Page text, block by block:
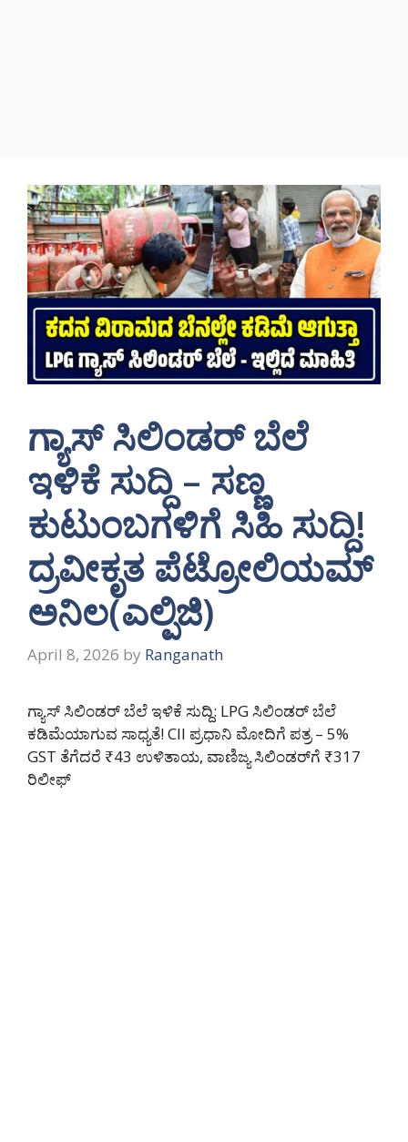
ಗ್ಯಾಸ್ ಸಿಲಿಂಡರ್ ಬೆಲೆ
ಇಳಿಕೆ ಸುದ್ದಿ – ಸಣ್ಣ
ಕುಟುಂಬಗಳಿಗೆ ಸಿಹಿ ಸುದ್ದಿ!
ದ್ರವೀಕೃತ ಪೆಟ್ರೋಲಿಯಮ್
ಅನಿಲ(ಎಲ್ಪಿಜಿ)
April 8, 2026 by Ranganath
ಗ್ಯಾಸ್ ಸಿಲಿಂಡರ್ ಬೆಲೆ ಇಳಿಕೆ ಸುದ್ದಿ: LPG ಸಿಲಿಂಡರ್ ಬೆಲೆ
ಕಡಿಮೆಯಾಗುವ ಸಾಧ್ಯತೆ! CII ಪ್ರಧಾನಿ ಮೋದಿಗೆ ಪತ್ರ – 5%
GST ತೆಗೆದರೆ ₹43 ಉಳಿತಾಯ, ವಾಣಿಜ್ಯ ಸಿಲಿಂಡರ್‌ಗೆ ₹317
ರಿಲೀಫ್